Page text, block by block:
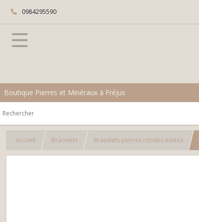
0984295590
Boutique Pierres et Minéraux à Fréjus
Accueil Bracelets Bracelets pierres rondes mixtes